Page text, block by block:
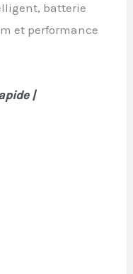
batterie
et performance
|